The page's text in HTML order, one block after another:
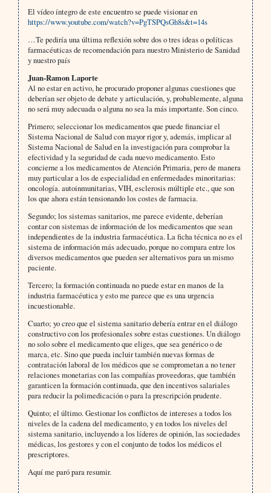
El vídeo íntegro de este encuentro se puede visionar en
https://www.youtube.com/watch?v=PgTSPQsGh8s&t=14s
…Te pediría una última reflexión sobre dos o tres ideas o políticas
farmacéuticas de recomendación para nuestro Ministerio de Sanidad
y nuestro país
Juan-Ramon Laporte
Al no estar en activo, he procurado proponer algunas cuestiones que
deberían ser objeto de debate y articulación, y, probablemente, alguna
no será muy adecuada o alguna no sea la más importante. Son cinco.
Primero; seleccionar los medicamentos que puede financiar el
Sistema Nacional de Salud con mayor rigor y, además, implicar al
Sistema Nacional de Salud en la investigación para comprobar la
efectividad y la seguridad de cada nuevo medicamento. Esto
concierne a los medicamentos de Atención Primaria, pero de manera
muy particular a los de especialidad en enfermedades minoritarias:
oncología. autoinmunitarias, VIH, esclerosis múltiple etc., que son
los que ahora están tensionando los costes de farmacia.
Segundo; los sistemas sanitarios, me parece evidente, deberían
contar con sistemas de información de los medicamentos que sean
independientes de la industria farmacéutica. La ficha técnica no es el
sistema de información más adecuado, porque no compara entre los
diversos medicamentos que pueden ser alternativos para un mismo
paciente.
Tercero; la formación continuada no puede estar en manos de la
industria farmacéutica y esto me parece que es una urgencia
incuestionable.
Cuarto; yo creo que el sistema sanitario debería entrar en el diálogo
constructivo con los profesionales sobre estas cuestiones. Un diálogo
no solo sobre el medicamento que eliges, que sea genérico o de
marca, etc. Sino que pueda incluir también nuevas formas de
contratación laboral de los médicos que se comprometan a no tener
relaciones monetarias con las compañías proveedoras, que también
garanticen la formación continuada, que den incentivos salariales
para reducir la polimedicación o para la prescripción prudente.
Quinto; el último. Gestionar los conflictos de intereses a todos los
niveles de la cadena del medicamento, y en todos los niveles del
sistema sanitario, incluyendo a los líderes de opinión, las sociedades
médicas, los gestores y con el conjunto de todos los médicos el
prescriptores.
Aquí me paró para resumir.